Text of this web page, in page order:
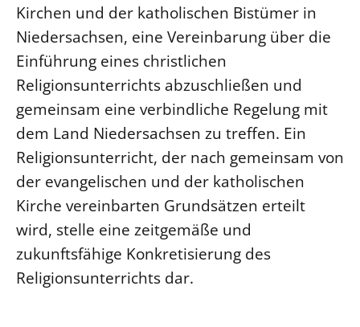
Kirchen und der katholischen Bistümer in
Niedersachsen, eine Vereinbarung über die
Einführung eines christlichen
Religionsunterrichts abzuschließen und
gemeinsam eine verbindliche Regelung mit
dem Land Niedersachsen zu treffen. Ein
Religionsunterricht, der nach gemeinsam von
der evangelischen und der katholischen
Kirche vereinbarten Grundsätzen erteilt
wird, stelle eine zeitgemäße und
zukunftsfähige Konkretisierung des
Religionsunterrichts dar.